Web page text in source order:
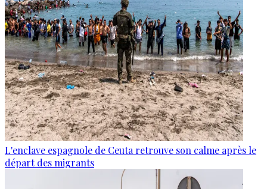
L'enclave espagnole de Ceuta retrouve son calme après le
départ des migrants